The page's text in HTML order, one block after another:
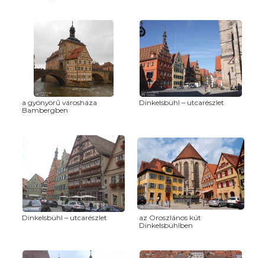
a gyönyörű városháza
Bambergben
Dinkelsbühl – utcarészlet
Dinkelsbühl – utcarészlet
az Oroszlános kút
Dinkelsbühlben